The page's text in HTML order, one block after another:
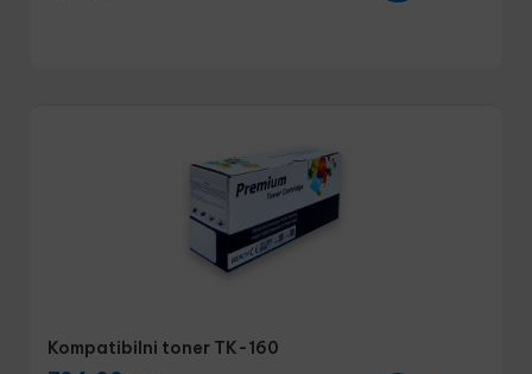
Kompatibilni toner TK-160